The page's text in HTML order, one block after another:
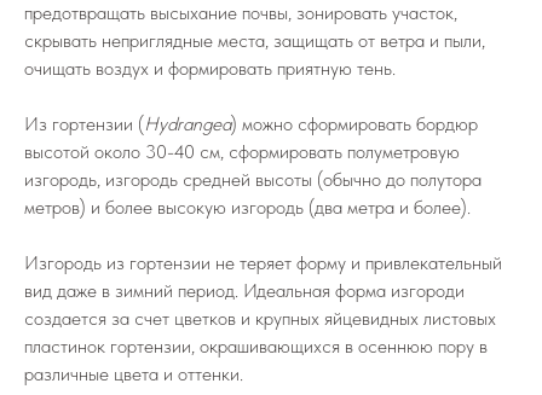
предотвращать высыхание почвы, зонировать участок,
скрывать неприглядные места, защищать от ветра и пыли,
очищать воздух и формировать приятную тень.
Из гортензии (Hydrangea) можно сформировать бордюр
высотой около 30-40 см, сформировать полуметровую
изгородь, изгородь средней высоты (обычно до полутора
метров) и более высокую изгородь (два метра и более).
Изгородь из гортензии не теряет форму и привлекательный
вид даже в зимний период. Идеальная форма изгороди
создается за счет цветков и крупных яйцевидных листовых
пластинок гортензии, окрашивающихся в осеннюю пору в
различные цвета и оттенки.